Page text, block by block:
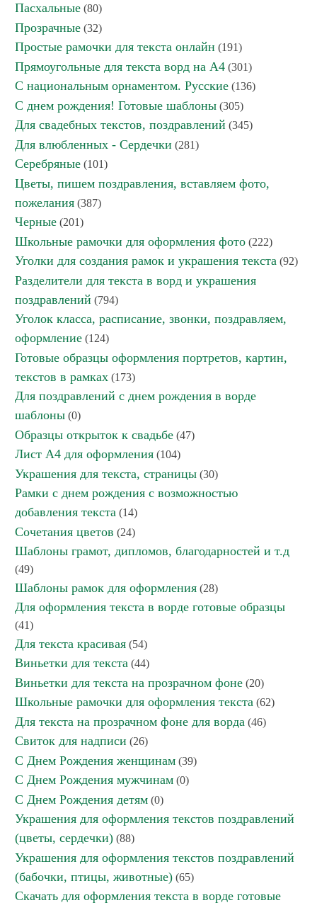
Пасхальные (80)
Прозрачные (32)
Простые рамочки для текста онлайн (191)
Прямоугольные для текста ворд на А4 (301)
С национальным орнаментом. Русские (136)
С днем рождения! Готовые шаблоны (305)
Для свадебных текстов, поздравлений (345)
Для влюбленных - Сердечки (281)
Серебряные (101)
Цветы, пишем поздравления, вставляем фото,
пожелания (387)
Черные (201)
Школьные рамочки для оформления фото (222)
Уголки для создания рамок и украшения текста (92)
Разделители для текста в ворд и украшения
поздравлений (794)
Уголок класса, расписание, звонки, поздравляем,
оформление (124)
Готовые образцы оформления портретов, картин,
текстов в рамках (173)
Для поздравлений с днем рождения в ворде
шаблоны (0)
Образцы открыток к свадьбе (47)
Лист А4 для оформления (104)
Украшения для текста, страницы (30)
Рамки с днем рождения с возможностью
добавления текста (14)
Сочетания цветов (24)
Шаблоны грамот, дипломов, благодарностей и т.д
(49)
Шаблоны рамок для оформления (28)
Для оформления текста в ворде готовые образцы
(41)
Для текста красивая (54)
Виньетки для текста (44)
Виньетки для текста на прозрачном фоне (20)
Школьные рамочки для оформления текста (62)
Для текста на прозрачном фоне для ворда (46)
Свиток для надписи (26)
С Днем Рождения женщинам (39)
С Днем Рождения мужчинам (0)
С Днем Рождения детям (0)
Украшения для оформления текстов поздравлений
(цветы, сердечки) (88)
Украшения для оформления текстов поздравлений
(бабочки, птицы, животные) (65)
Скачать для оформления текста в ворде готовые